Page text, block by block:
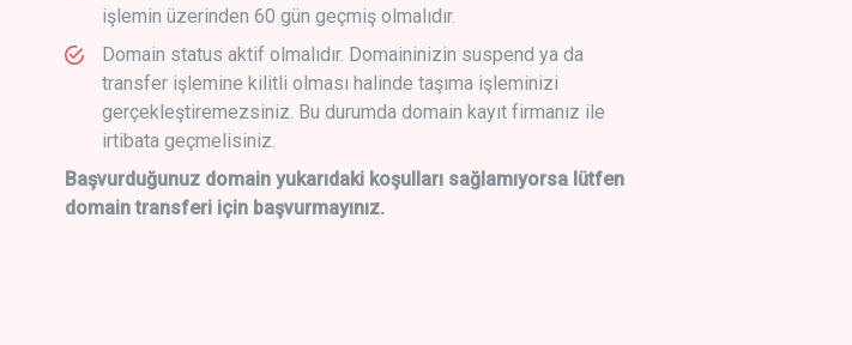
işlemin üzerinden 60 gün geçmiş olmalıdır.
Domain status aktif olmalıdır. Domaininizin suspend ya da
transfer işlemine kilitli olması halinde taşıma işleminizi
gerçekleştiremezsiniz. Bu durumda domain kayıt firmanız ile
irtibata geçmelisiniz.
Başvurduğunuz domain yukarıdaki koşulları sağlamıyorsa lütfen
domain transferi için başvurmayınız.